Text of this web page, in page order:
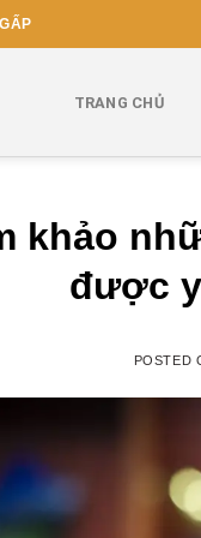
TRANG CHỦ
khảo
được
POSTED